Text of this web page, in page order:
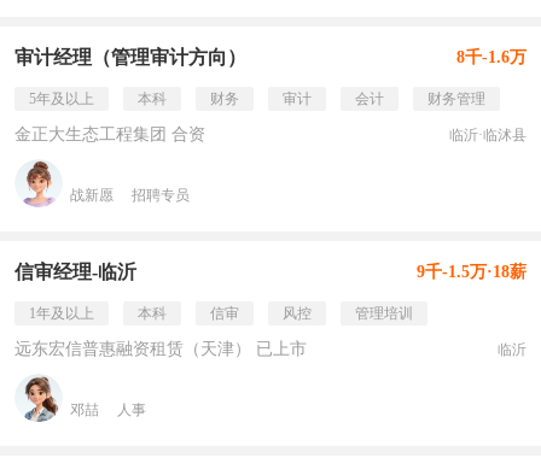
审计经理（管理审计方向） 8千-1.6万
5年及以上 本科 财务 审计 会计 财务管理
金正大生态工程集团 合资 临沂·临沭县
战新愿 招聘专员
信审经理-临沂 9千-1.5万·18薪
1年及以上 本科 信审 风控 管理培训
远东宏信普惠融资租赁（天津） 已上市 临沂
邓喆 人事